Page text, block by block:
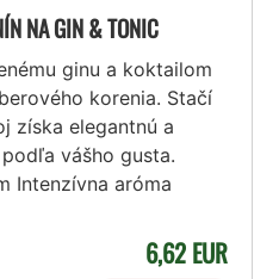
NA GIN & TONIC
ginu a koktailom
korenia. Stačí
získa elegantnú a
vášho gusta.
Intenzívna aróma
6,62 EUR